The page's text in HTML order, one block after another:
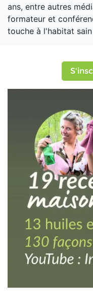
ans, entre autres
formateur et
touche à l'habitat